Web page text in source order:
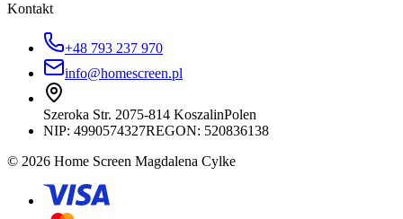
Kontakt
+48 793 237 970
info@homescreen.pl
Szeroka Str. 2075-814 KoszalinPolen
NIP: 4990574327REGON: 520836138
© 2026 Home Screen Magdalena Cylke